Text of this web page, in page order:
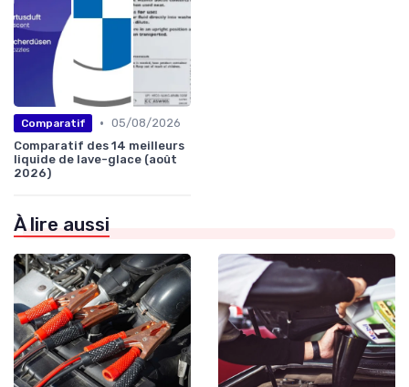
Comparatif • 05/08/2026
Comparatif des 14 meilleurs
liquide de lave-glace (août
2026)
À lire aussi